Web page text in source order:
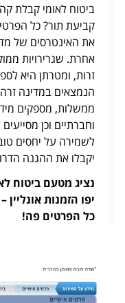
ביטוח לאומי קבלת
קביעת תור? כל
את האינטרסים של
אחרת. שגרירויות
זרות, ומטרתן היא
הנמצאים במדינה
ממשלות, מספקים
וחברתיים וכן
לשמירה על יחסים
יקבלו את ההגנה
נציג מטעם ביטוח
יפו הזמנות אונליין
כל הפרטים פה!